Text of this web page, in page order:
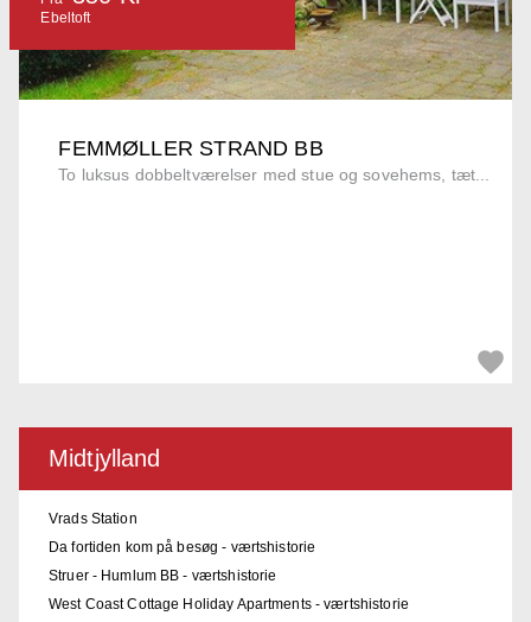
FEMMØLLER STRAND BB
To luksus dobbeltværelser med stue og sovehems, tæt...
Ebeltoft
Midtjylland
Vrads Station
Da fortiden kom på besøg - værtshistorie
Struer - Humlum BB - værtshistorie
West Coast Cottage Holiday Apartments - værtshistorie